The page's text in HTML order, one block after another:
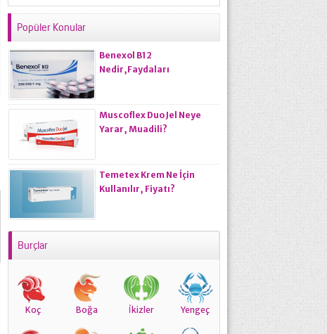
Popüler Konular
Benexol B12
Nedir,Faydaları
Muscoflex Duo Jel Neye
Yarar, Muadili?
Temetex Krem Ne İçin
Kullanılır, Fiyatı?
Burçlar
Koç Boğa İkizler Yengeç